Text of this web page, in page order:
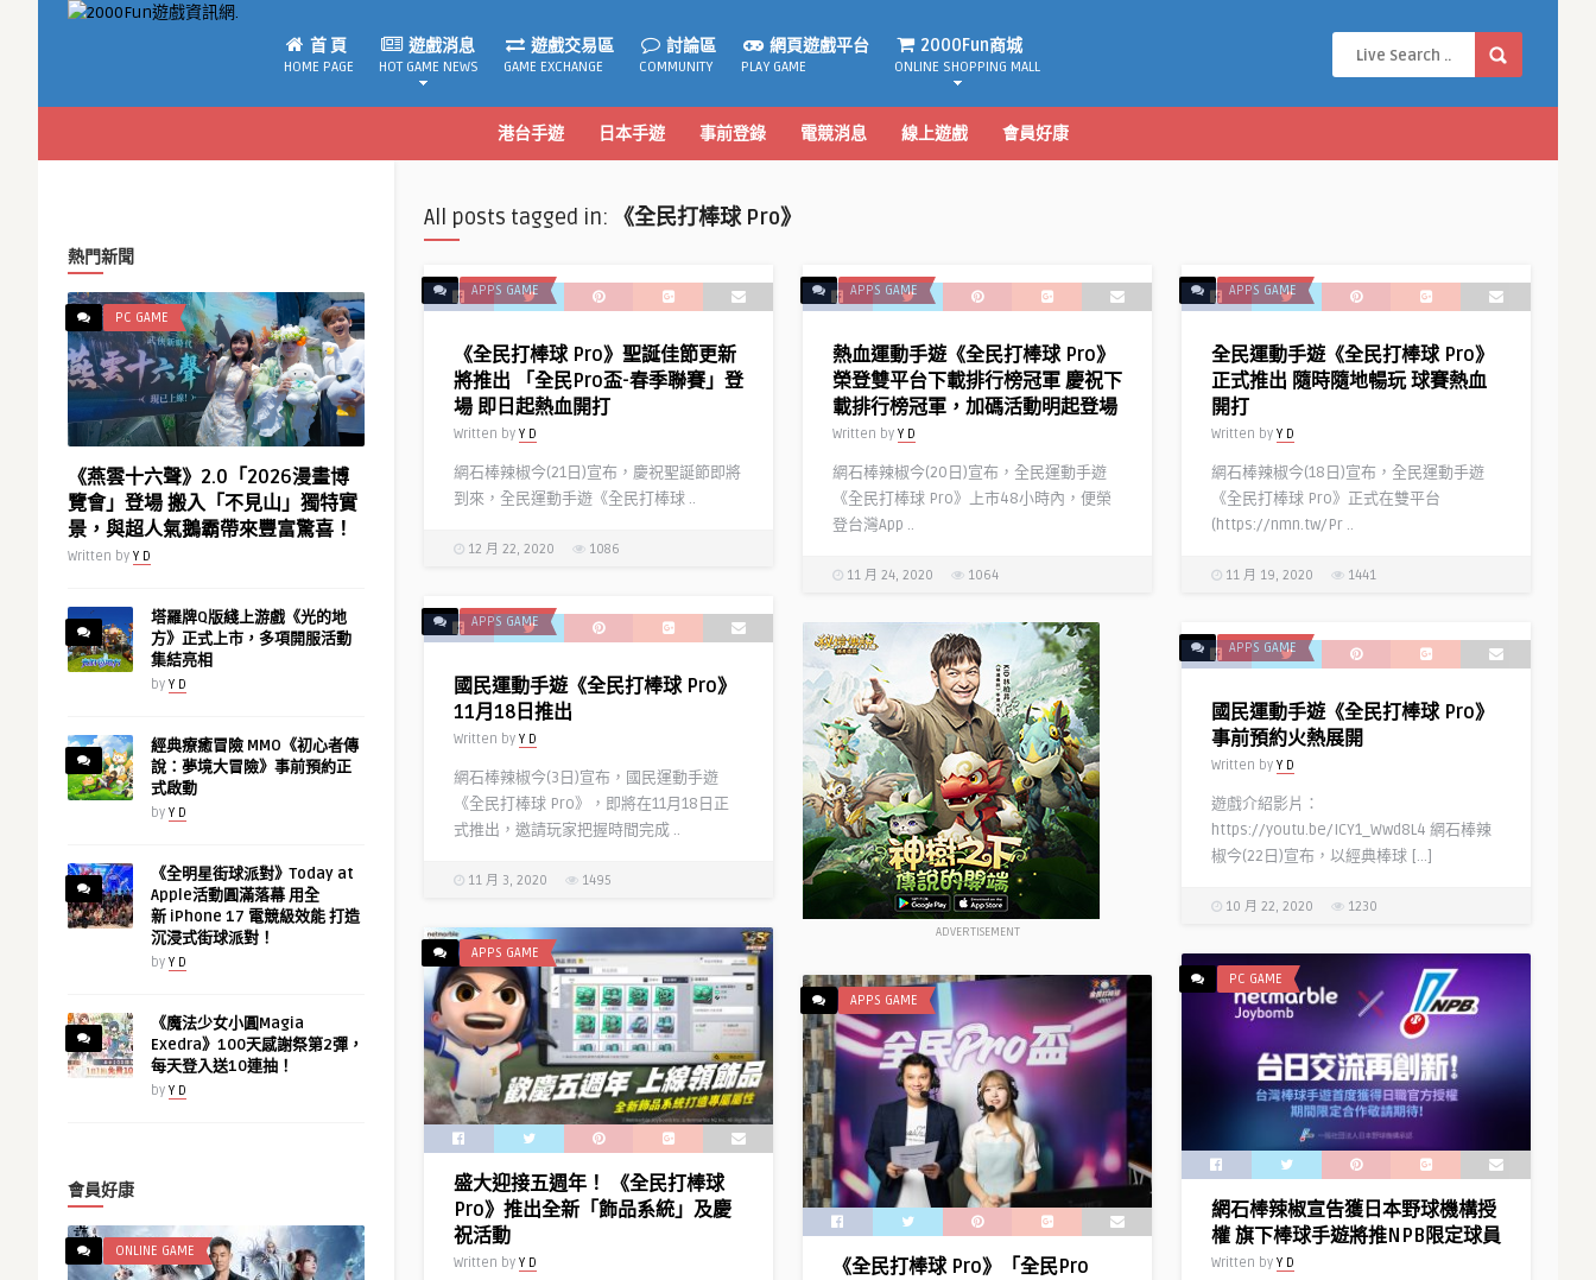
首 頁
HOME PAGE
遊戲消息
HOT GAME NEWS
遊戲交易區
GAME EXCHANGE
討論區
COMMUNITY
網頁遊戲平台
PLAY GAME
2000Fun商城
ONLINE SHOPPING MALL
港台手遊 日本手遊 事前登錄 電競消息 線上遊戲 會員好康
熱門新聞
PC GAME
《燕雲十六聲》2.0「2026漫畫博
覽會」登場 搬入「不見山」獨特實
景，與超人氣鵝霸帶來豐富驚喜！
Written by Y D
塔羅牌Q版綫上游戲《光的地
方》正式上市，多項開服活動
集結亮相
by Y D
經典療癒冒險 MMO《初心者傳
說：夢境大冒險》事前預約正
式啟動
by Y D
《全明星街球派對》Today at
Apple活動圓滿落幕 用全
新 iPhone 17 電競級效能 打造
沉浸式街球派對！
by Y D
《魔法少女小圓Magia
Exedra》100天感謝祭第2彈，
每天登入送10連抽！
by Y D
會員好康
ONLINE GAME
All posts tagged in: 《全民打棒球 Pro》
APPS GAME
《全民打棒球 Pro》聖誕佳節更新
將推出 「全民Pro盃-春季聯賽」登
場 即日起熱血開打
Written by Y D
網石棒辣椒今(21日)宣布，慶祝聖誕節即將
到來，全民運動手遊《全民打棒球 ..
12 月 22, 2020 1086
APPS GAME
熱血運動手遊《全民打棒球 Pro》
榮登雙平台下載排行榜冠軍 慶祝下
載排行榜冠軍，加碼活動明起登場
Written by Y D
網石棒辣椒今(20日)宣布，全民運動手遊
《全民打棒球 Pro》上市48小時內，便榮
登台灣App ..
11 月 24, 2020 1064
APPS GAME
全民運動手遊《全民打棒球 Pro》
正式推出 隨時隨地暢玩 球賽熱血
開打
Written by Y D
網石棒辣椒今(18日)宣布，全民運動手遊
《全民打棒球 Pro》正式在雙平台
(https://nmn.tw/Pr ..
11 月 19, 2020 1441
APPS GAME
國民運動手遊《全民打棒球 Pro》
11月18日推出
Written by Y D
網石棒辣椒今(3日)宣布，國民運動手遊
《全民打棒球 Pro》，即將在11月18日正
式推出，邀請玩家把握時間完成 ..
11 月 3, 2020 1495
ADVERTISEMENT
APPS GAME
國民運動手遊《全民打棒球 Pro》
事前預約火熱展開
Written by Y D
遊戲介紹影片：
https://youtu.be/ICY1_Wwd8L4 網石棒辣
椒今(22日)宣布，以經典棒球 […]
10 月 22, 2020 1230
APPS GAME
盛大迎接五週年！ 《全民打棒球
Pro》推出全新「飾品系統」及慶
祝活動
Written by Y D
PC GAME
網石棒辣椒宣告獲日本野球機構授
權 旗下棒球手遊將推NPB限定球員
Written by Y D
APPS GAME
《全民打棒球 Pro》「全民Pro